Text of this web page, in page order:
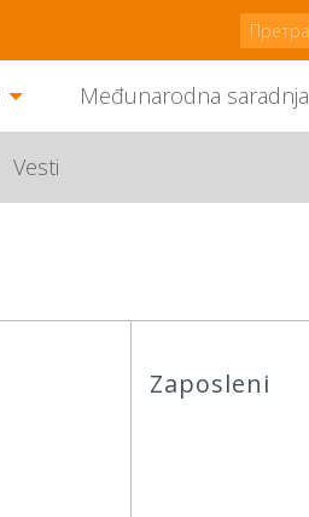
Međunarodna saradnja
Vesti
Zaposleni